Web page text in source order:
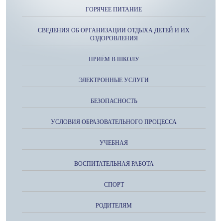
ГОРЯЧЕЕ ПИТАНИЕ
СВЕДЕНИЯ ОБ ОРГАНИЗАЦИИ ОТДЫХА ДЕТЕЙ И ИХ
ОЗДОРОВЛЕНИЯ
ПРИЁМ В ШКОЛУ
ЭЛЕКТРОННЫЕ УСЛУГИ
БЕЗОПАСНОСТЬ
УСЛОВИЯ ОБРАЗОВАТЕЛЬНОГО ПРОЦЕССА
УЧЕБНАЯ
ВОСПИТАТЕЛЬНАЯ РАБОТА
СПОРТ
РОДИТЕЛЯМ